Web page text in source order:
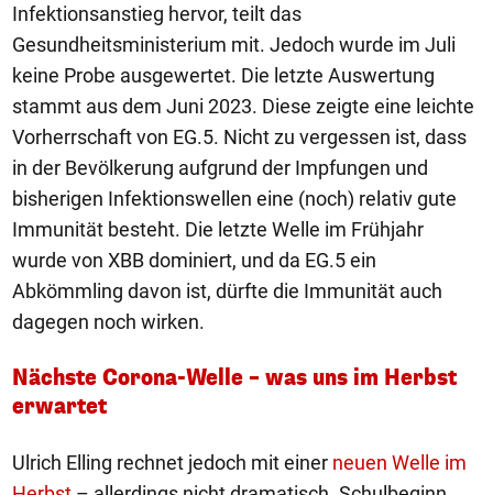
Infektionsanstieg hervor, teilt das
Gesundheitsministerium mit. Jedoch wurde im Juli
keine Probe ausgewertet. Die letzte Auswertung
stammt aus dem Juni 2023. Diese zeigte eine leichte
Vorherrschaft von EG.5. Nicht zu vergessen ist, dass
in der Bevölkerung aufgrund der Impfungen und
bisherigen Infektionswellen eine (noch) relativ gute
Immunität besteht. Die letzte Welle im Frühjahr
wurde von XBB dominiert, und da EG.5 ein
Abkömmling davon ist, dürfte die Immunität auch
dagegen noch wirken.
Nächste Corona-Welle – was uns im Herbst
erwartet
Ulrich Elling rechnet jedoch mit einer neuen Welle im